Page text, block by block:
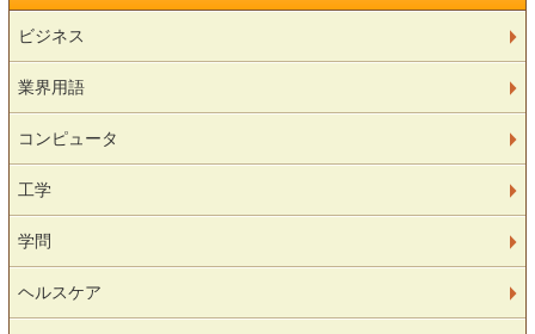
ビジネス
業界用語
コンピュータ
工学
学問
ヘルスケア